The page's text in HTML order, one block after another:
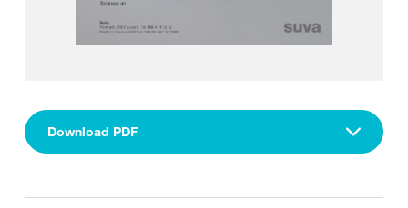
Download PDF